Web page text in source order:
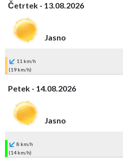
Četrtek - 13.08.2026
Jasno
11 km/h
(19 km/h)
Petek - 14.08.2026
Jasno
8 km/h
(14 km/h)